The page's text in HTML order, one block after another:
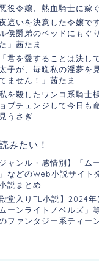
悪役令嬢、熱血騎士に嫁
夜這いを決意した令嬢で
侯爵弟のベッドにもぐ
」茜たま
「君を愛することは決し
子が、毎晩私の淫夢を
ません！」茜たま
私を殺したワンコ系騎士
ブチェンジして今日も
うさぎ
みたい！
ジャンル・感情別】「ム
などのWeb小説サイト
説まとめ
殿堂入りTL小説】2024
ムーンライトノベルズ」
ファンタジー系ティー